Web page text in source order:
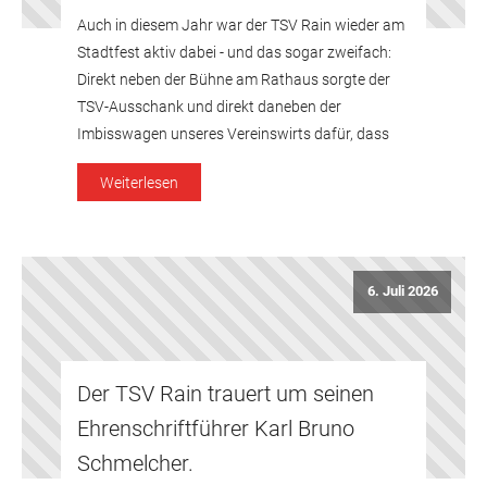
Auch in diesem Jahr war der TSV Rain wieder am
Stadtfest aktiv dabei - und das sogar zweifach:
Direkt neben der Bühne am Rathaus sorgte der
TSV-Ausschank und direkt daneben der
Imbisswagen unseres Vereinswirts dafür, dass
die Feierlustigen nicht hungrig und durstig blieben
- dank des tollen Engagements vieler Mitglieder
Weiterlesen
6. Juli 2026
Der TSV Rain trauert um seinen
Ehrenschriftführer Karl Bruno
Schmelcher.